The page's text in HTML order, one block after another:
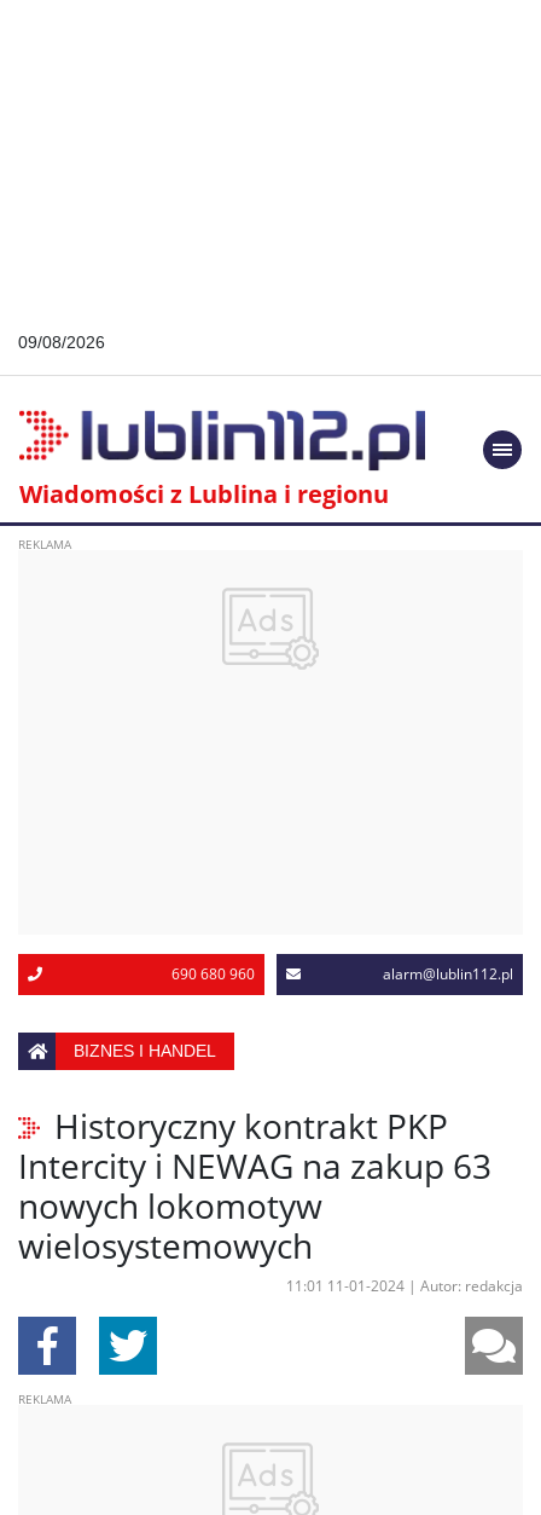
09/08/2026
Wiadomości z Lublina i regionu
690 680 960 alarm@lublin112.pl
BIZNES I HANDEL
Historyczny kontrakt PKP
Intercity i NEWAG na zakup 63
nowych lokomotyw
wielosystemowych
11:01 11-01-2024 | Autor: redakcja